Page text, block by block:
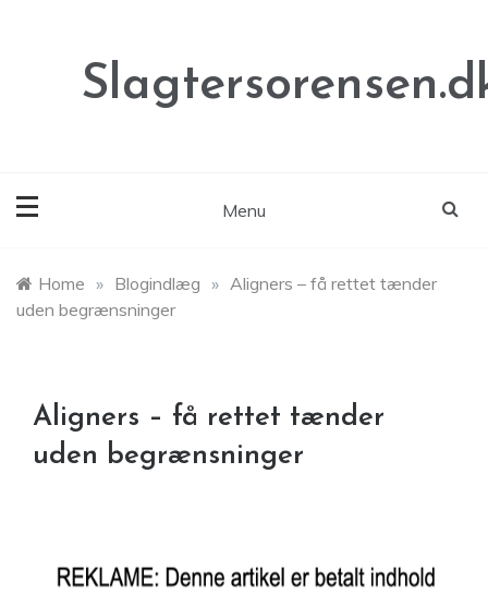
Menu
Home » Blogindlæg » Aligners – få rettet tænder
uden begrænsninger
Aligners – få rettet tænder
uden begrænsninger